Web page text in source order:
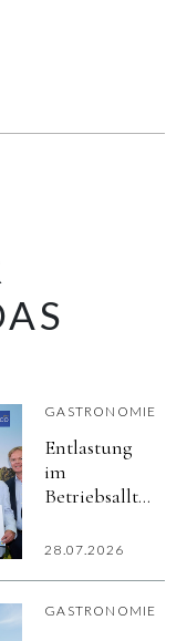
GASTRONOMIE
Entlastung
im
Betriebsalltag,
für Gäste: KI-
Gastronomie
28.07.2026
GASTRONOMIE